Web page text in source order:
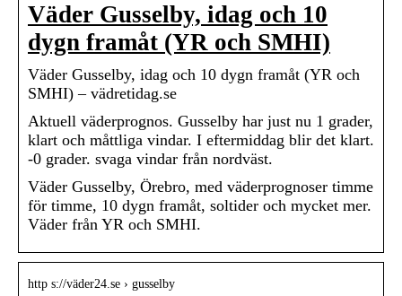
Väder Gusselby, idag och 10
dygn framåt (YR och SMHI)
Väder Gusselby, idag och 10 dygn framåt (YR och
SMHI) – vädretidag.se
Aktuell väderprognos. Gusselby har just nu 1 grader,
klart och måttliga vindar. I eftermiddag blir det klart.
-0 grader. svaga vindar från nordväst.
Väder Gusselby, Örebro, med väderprognoser timme
för timme, 10 dygn framåt, soltider och mycket mer.
Väder från YR och SMHI.
http s://väder24.se › gusselby